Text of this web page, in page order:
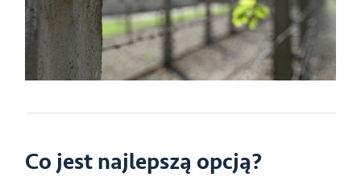
Co jest najlepszą opcją?